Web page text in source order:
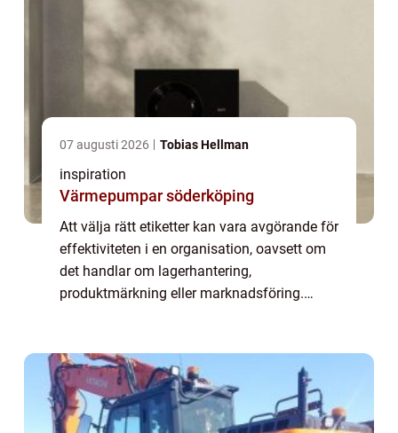
07 augusti 2026 Tobias Hellman
inspiration
Värmepumpar söderköping
Att välja rätt etiketter kan vara avgörande för
effektiviteten i en organisation, oavsett om
det handlar om lagerhantering,
produktmärkning eller marknadsföring.